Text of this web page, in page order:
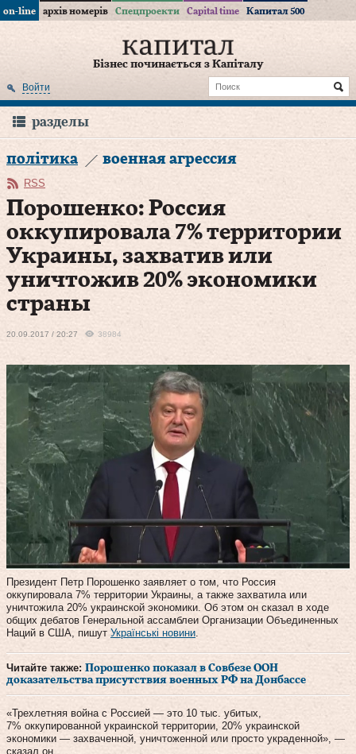
on-line архів номерів Спецпроекти Capital time Капитал 500
Бізнес починається з Капіталу
Войти
разделы
політика военная агрессия
RSS
Порошенко: Россия
оккупировала 7% территории
Украины, захватив или
уничтожив 20% экономики
страны
20.09.2017 / 20:27 38984
Президент Петр Порошенко заявляет о том, что Россия
оккупировала 7% территории Украины, а также захватила или
уничтожила 20% украинской экономики. Об этом он сказал в ходе
общих дебатов Генеральной ассамблеи Организации Объединенных
Наций в США, пишут Українські новини
Читайте также: Порошенко показал в Совбезе ООН
доказательства присутствия военных РФ на Донбассе
«Трехлетняя война с Россией — это 10 тыс. убитых,
7% оккупированной украинской территории, 20% украинской
экономики — захваченной, уничтоженной или просто украденной», —
сказал он.